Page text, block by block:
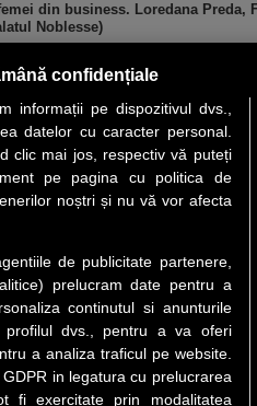
din business. Loredana Preda,
Noblesse)
COVER STORY LIDERI
iarul Financiar
Despre Noi
Contact Redactie
Contact Marketing
Contact Vanzari
Abonamente print
Politica de
Termeni si
About
confidențiale
informații pe dispozitivul dvs.,
datelor cu caracter personal.
clic mai jos, respectiv vă puteți
pe pagina cu politica de
noștri și nu vă vor afecta
de publicitate partenere,
prelucram date pentru a
continutul si anunturile
profilul dvs., pentru a va oferi
a analiza traficul pe website.
in legatura cu prelucrarea
fi exercitate prin modalitatea